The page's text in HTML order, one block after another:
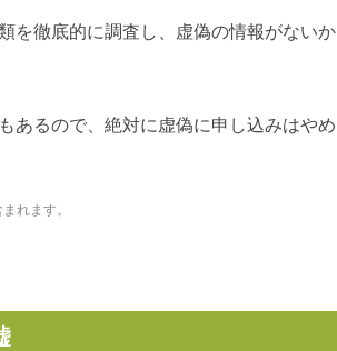
を徹底的に調査し、虚偽の情報がないか
あるので、絶対に虚偽に申し込みはやめ
れます。